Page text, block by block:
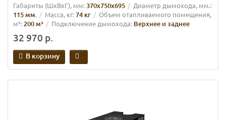
Габариты (ШхВхГ), мм:370х750х695 Диаметр дымохода, мм.:
115 мм. Масса, кг:74 кг
Объем отапливаемого помещения,
м³:200 м³ Подключение дымохода: Верхнее и заднее
32 970 р.
В корзину